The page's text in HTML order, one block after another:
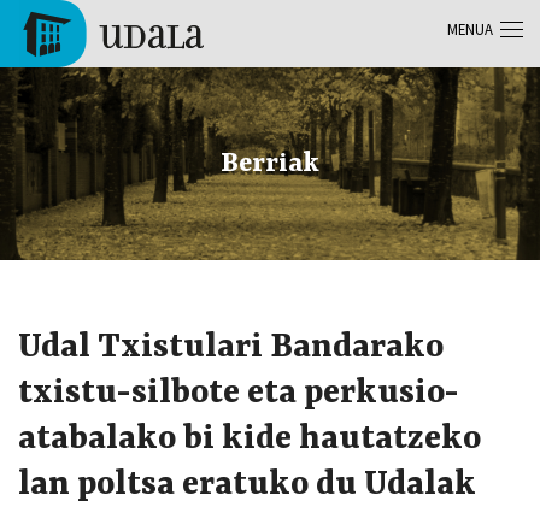
Skip to main content
Tolosa
Berriak
Udal Txistulari Bandarako
txistu-silbote eta perkusio-
atabalako bi kide hautatzeko
lan poltsa eratuko du Udalak
MENUA